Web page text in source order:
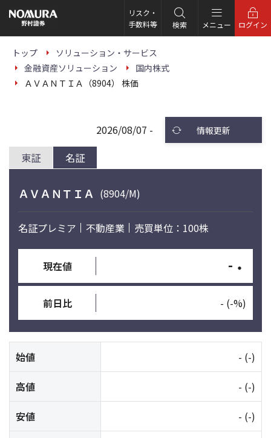
の
ー
リスク・
手数料等
検索 メニュー ログイン
トップ
ソリューション・サービス
金融資産ソリューション
国内株式
ＡＶＡＮＴＩＡ（8904） 株価
東証 名証
2026/08/07 - 情報更新
ＡＶＡＮＴＩＡ (8904/M)
名証プレミア 不動産業 売買単位：100株
現在値 - ・
前日比 - (-%)
始値 - (-)
高値 - (-)
安値 - (-)